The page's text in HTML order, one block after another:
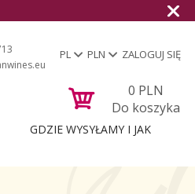
PL PLN ZALOGUJ SIĘ
0 PLN
Do koszyka
GDZIE WYSYŁAMY I JAK